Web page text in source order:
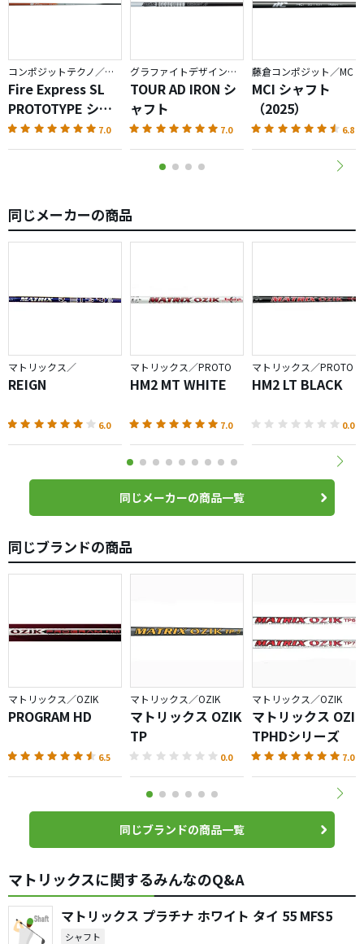
コンポジットテクノ／ファイアーエクスプレス
Fire Express SL
PROTOTYPE シャ
フト
7.0
グラファイトデザイン／TOUR AD
TOUR AD IRON シ
ャフト
7.0
藤倉コンポジット／MC
MCI シャフト
（2025）
6.8
同じメーカーの商品
マトリックス／
REIGN
6.0
マトリックス／PROTO
HM2 MT WHITE
7.0
マトリックス／PROTO
HM2 LT BLACK
0.0
同じメーカーの商品一覧
同じブランドの商品
マトリックス／OZIK
PROGRAM HD
6.5
マトリックス／OZIK
マトリックス OZIK
TP
0.0
マトリックス／OZIK
マトリックス OZIK
TPHDシリーズ
7.0
同じブランドの商品一覧
マトリックスに関するみんなのQ&A
マトリックス プラチナ ホワイト タイ 55 MFS5
シャフト